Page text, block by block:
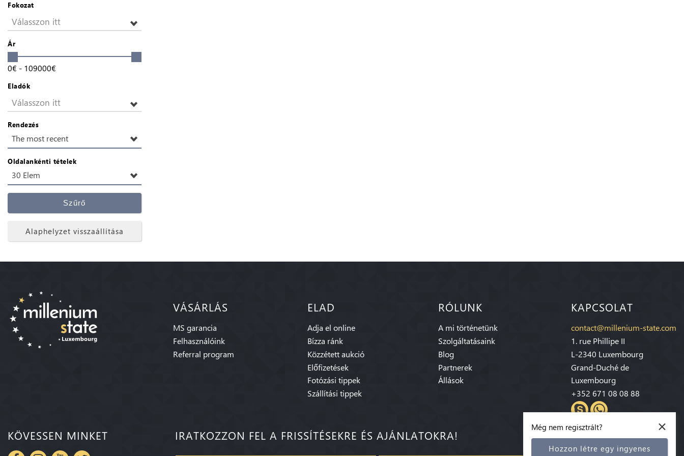
Fokozat
Válasszon itt
Ár
0€ - 109000€
Eladók
Válasszon itt
Rendezés
The most recent
Oldalankénti tételek
30 Elem
Szűrő
Alaphelyzet visszaállítása
VÁSÁRLÁS
MS garancia
Felhasználóink
Referral program
ELAD
Adja el online
Bízza ránk
Közzétett aukció
Előfizetések
Fotózási tippek
Szállítási tippek
RÓLUNK
A mi történetünk
Szolgáltatásaink
Blog
Partnerek
Állások
KAPCSOLAT
contact@millenium-state.com
1. rue Phillipe II
L-2340 Luxembourg
Grand-Duché de
Luxembourg
+352 671 08 08 88
KÖVESSEN MINKET IRATKOZZON FEL A FRISSÍTÉSEKRE ÉS AJÁNLATOKRA! ×
Még nem regisztrált?
Hozzon létre egy ingyenes